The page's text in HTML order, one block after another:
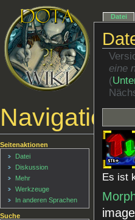
eine
(
Es ist
Datei
Seitenaktionen
Datei
Diskussion
Mehr
Werkzeuge
In anderen Sprachen
Suche